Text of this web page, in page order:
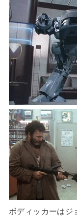
ボディッカーはジ